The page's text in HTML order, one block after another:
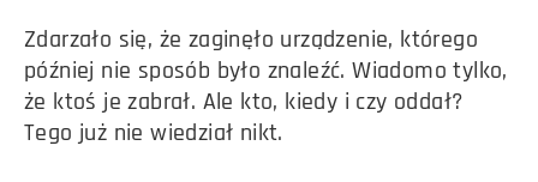
Zdarzało się, że zaginęło urządzenie, którego
później nie sposób było znaleźć. Wiadomo tylko,
że ktoś je zabrał. Ale kto, kiedy i czy oddał?
Tego już nie wiedział nikt.